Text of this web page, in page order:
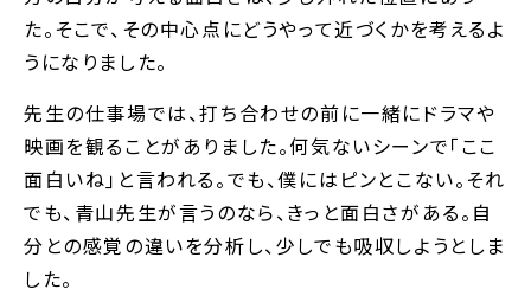
た。そこで、その中心点にどうやって近づくかを考えるよ
うになりました。
先生の仕事場では、打ち合わせの前に一緒にドラマや
映画を観ることがありました。何気ないシーンで｢ここ
面白いね｣と言われる。でも、僕にはピンとこない。それ
でも、青山先生が言うのなら、きっと面白さがある。自
分との感覚の違いを分析し、少しでも吸収しようとしま
した。